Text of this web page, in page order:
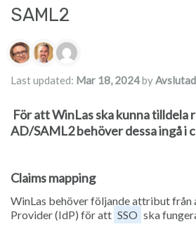
SAML2
Authors list
Last updated: Mar 18, 2024by
För att WinLas ska kunna tilldela
AD/SAML2 behöver dessa ingå i
Claims mapping
WinLas behöver följande attribut
Provider (IdP) för att SSO ska